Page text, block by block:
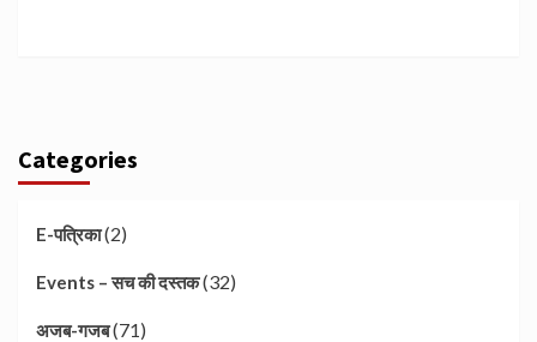
Categories
E-पत्रिका(2)
Events – सच की दस्तक(32)
अजब-गजब(71)